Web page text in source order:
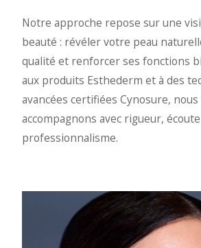
Notre approche repose sur une
beauté : révéler votre peau
qualité et renforcer ses fonctions
aux produits Esthederm et à des
avancées certifiées Cynosure, nous
accompagnons avec rigueur,
professionnalisme.